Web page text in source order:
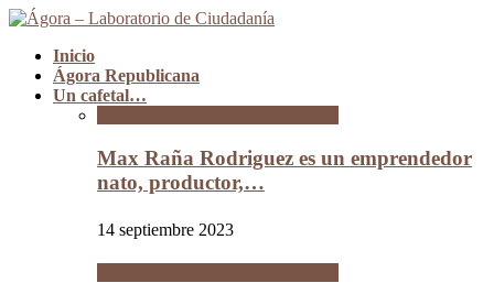
Inicio
Ágora Republicana
Un cafetal…
Max Raña Rodriguez es un emprendedor
nato, productor,…
14 septiembre 2023